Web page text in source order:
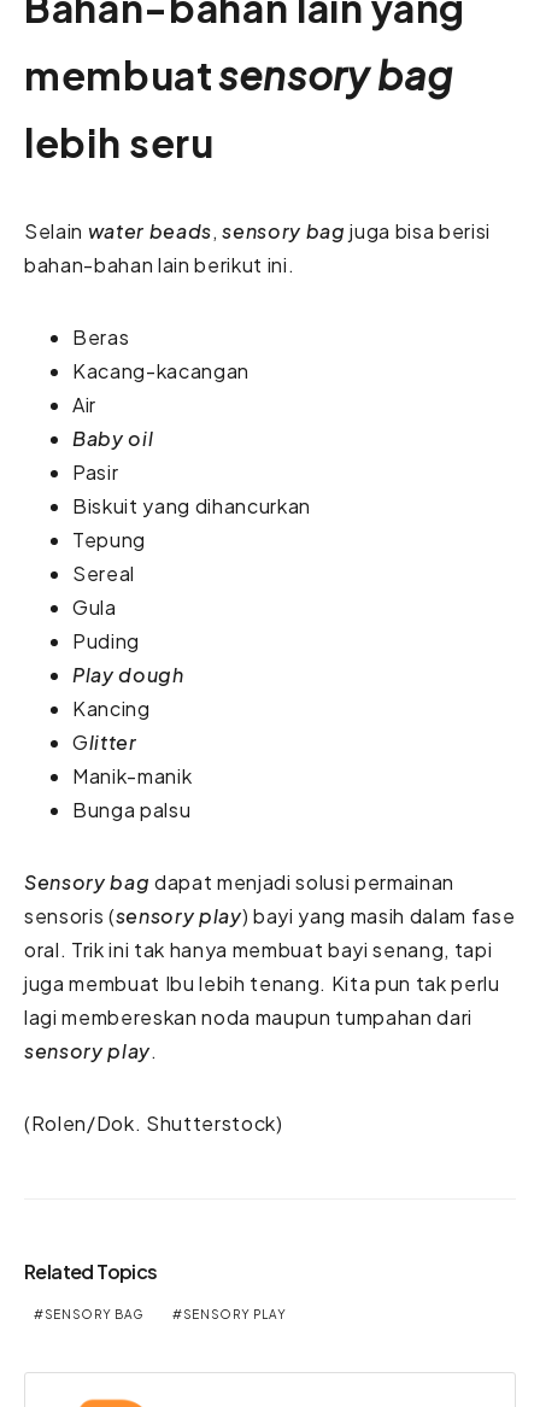
membuatsensory bag
lebih seru
Selain water beads,sensory bag juga bisa berisi
bahan-bahan lain berikut ini.
Beras
Kacang-kacangan
Air
Baby oil
Pasir
Biskuit yang dihancurkan
Tepung
Sereal
Gula
Puding
Play dough
Kancing
Glitter
Manik-manik
Bunga palsu
Sensory bag dapat menjadi solusi permainan
sensoris (sensory play) bayi yang masih dalam fase
oral. Trik ini tak hanya membuat bayi senang, tapi
juga membuat Ibu lebih tenang. Kita pun tak perlu
lagi membereskan noda maupun tumpahan dari
sensory play.
(Rolen/Dok. Shutterstock)
Related Topics
SENSORY BAG SENSORY PLAY